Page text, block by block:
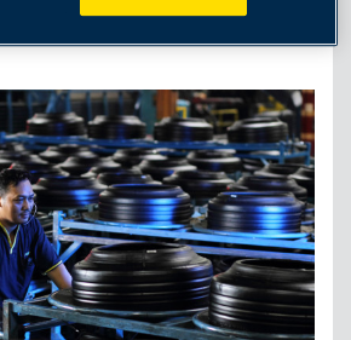
23 Apr 18